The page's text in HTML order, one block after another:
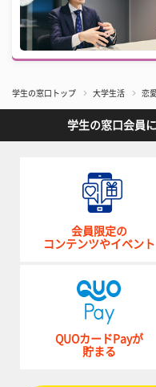
学生の窓口トップ 大学生活 恋
学生の窓口会員
会員限定の
コンテンツやイベント
QUOカードPayが
貯まる